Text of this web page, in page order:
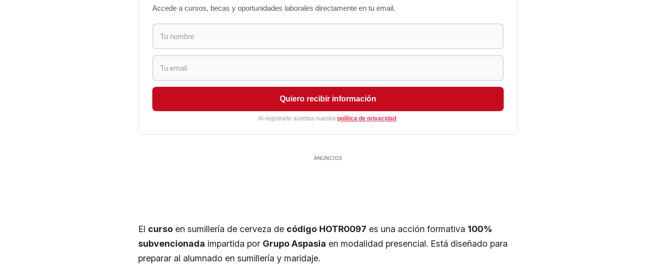
Accede a cursos, becas y oportunidades laborales directamente en tu email.
Quiero recibir información
Al registrarte aceptas nuestra política de privacidad .
ANUNCIOS
El curso en sumillería de cerveza de código HOTR0097 es una acción formativa 100%
subvencionada impartida por Grupo Aspasia en modalidad presencial. Está diseñado para
preparar al alumnado en sumillería y maridaje.